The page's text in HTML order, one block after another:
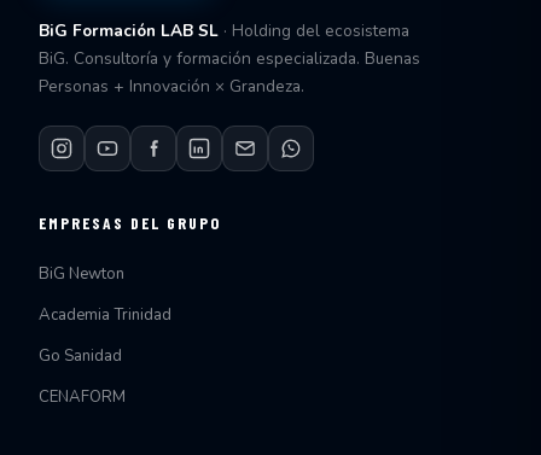
BiG Formación LAB SL · Holding del ecosistema
BiG. Consultoría y formación especializada. Buenas
Personas + Innovación × Grandeza.
EMPRESAS DEL GRUPO
BiG Newton
Academia Trinidad
Go Sanidad
CENAFORM